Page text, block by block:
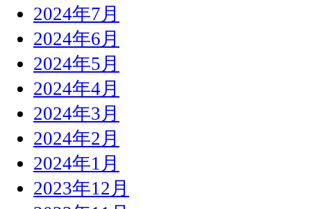
2024年7月
2024年6月
2024年5月
2024年4月
2024年3月
2024年2月
2024年1月
2023年12月